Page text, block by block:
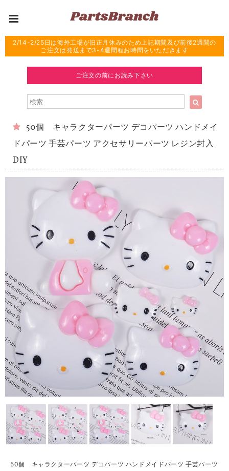
2/14-2/25日は海外工場が旧正月休みのため上記期間及び前後2週間の
ご注文は発送まで3-4週間程お時間をいただきます
ご注文の前にお読み下さい
50個 キャラクターパーツ デコパーツ ハンドメイ
ドパーツ 手芸パーツ アクセサリーパーツ レジン封入
DIY
50個 キャラクターパーツ デコパーツ ハンドメイドパーツ 手芸パーツ